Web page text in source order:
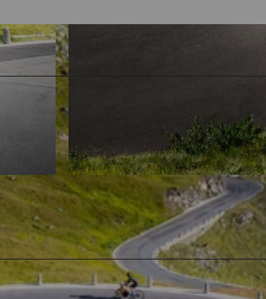
© Morris Schmid, Bildsektor, Ferienregion Andermatt